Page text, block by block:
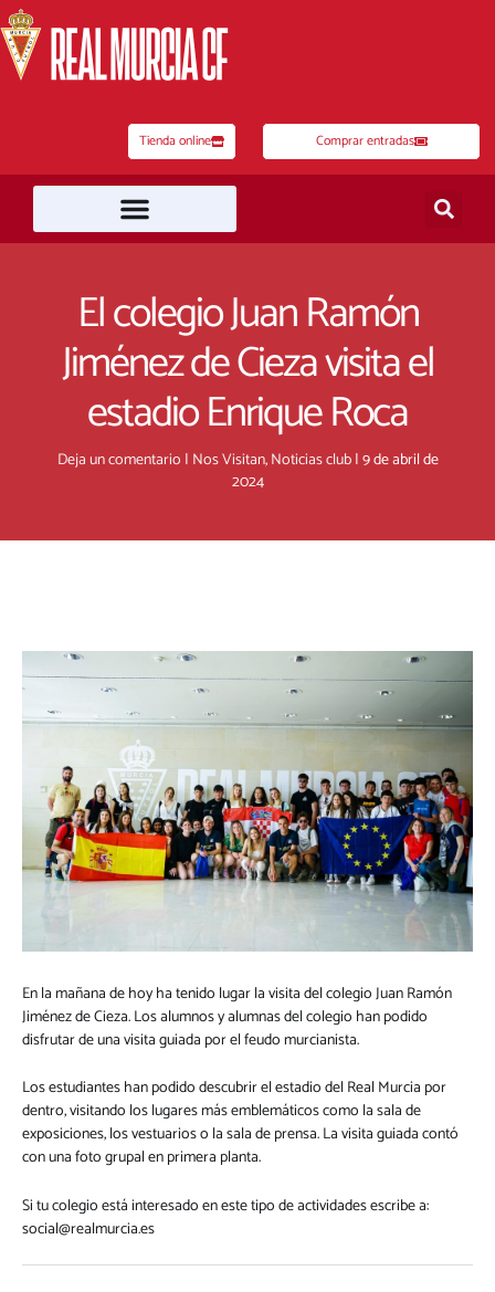
al
contenido
Tienda online Comprar entradas
El colegio Juan Ramón
Jiménez de Cieza visita el
estadio Enrique Roca
Deja un comentario | Nos Visitan,Noticias club|9 de abril de
2024
En la mañana de hoy ha tenido lugar la visita del colegio Juan Ramón
Jiménez de Cieza. Los alumnos y alumnas del colegio han podido
disfrutar de una visita guiada por el feudo murcianista.
Los estudiantes han podido descubrir el estadio del Real Murcia por
dentro, visitando los lugares más emblemáticos como la sala de
exposiciones, los vestuarios o la sala de prensa. La visita guiada contó
con una foto grupal en primera planta.
Si tu colegio está interesado en este tipo de actividades escribe a:
social@realmurcia.es